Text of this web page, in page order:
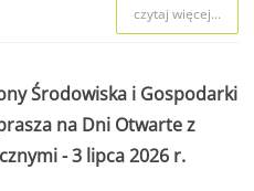
czytaj więcej...
Środowiska i Gospodarki
na Dni Otwarte z
- 3 lipca 2026 r.